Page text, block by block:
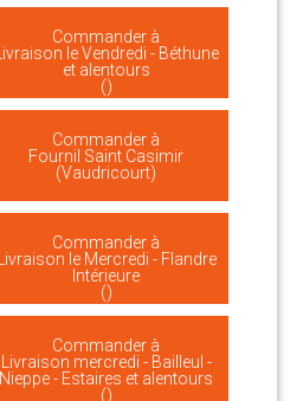
Commander à
Livraison le Vendredi - Béthune
et alentours
()
Commander à
Fournil Saint Casimir
(Vaudricourt)
Commander à
Livraison le Mercredi - Flandre
Intérieure
()
Commander à
Livraison mercredi - Bailleul -
Nieppe - Estaires et alentours
()